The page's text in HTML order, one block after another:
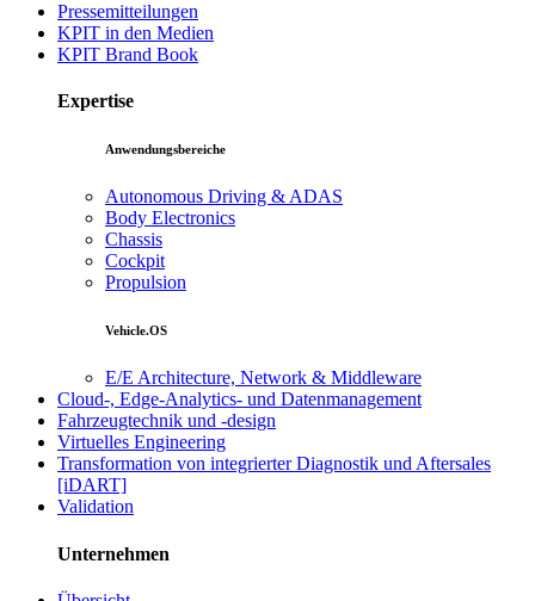
Pressemitteilungen
KPIT in den Medien
KPIT Brand Book
Expertise
Anwendungsbereiche
Autonomous Driving & ADAS
Body Electronics
Chassis
Cockpit
Propulsion
Vehicle.OS
E/E Architecture, Network & Middleware
Cloud-, Edge-Analytics- und Datenmanagement
Fahrzeugtechnik und -design
Virtuelles Engineering
Transformation von integrierter Diagnostik und Aftersales
[iDART]
Validation
Unternehmen